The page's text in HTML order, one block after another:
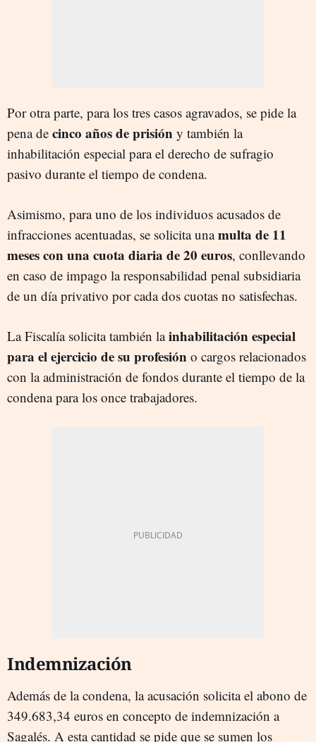
Por otra parte, para los tres casos agravados, se pide la
pena de cinco años de prisión y también la
inhabilitación especial para el derecho de sufragio
pasivo durante el tiempo de condena.
Asimismo, para uno de los individuos acusados de
infracciones acentuadas, se solicita unamulta de 11
meses con una cuota diaria de 20 euros, conllevando
en caso de impago la responsabilidad penal subsidiaria
de un día privativo por cada dos cuotas no satisfechas.
La Fiscalía solicita también lainhabilitación especial
para el ejercicio de su profesión o cargos relacionados
con la administración de fondos durante el tiempo de la
condena para los once trabajadores.
Indemnización
Además de la condena, la acusación solicita el abono de
349.683,34 euros en concepto de indemnización a
Sagalés. A esta cantidad se pide que se sumen los